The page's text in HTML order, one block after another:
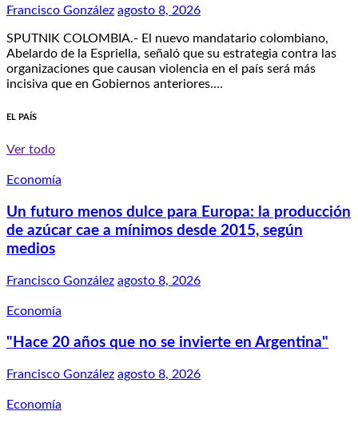
Francisco González agosto 8, 2026
SPUTNIK COLOMBIA.- El nuevo mandatario colombiano,
Abelardo de la Espriella, señaló que su estrategia contra las
organizaciones que causan violencia en el país será más
incisiva que en Gobiernos anteriores.…
EL PAÍS
Ver todo
Economía
Un futuro menos dulce para Europa: la producción
de azúcar cae a mínimos desde 2015, según
medios
Francisco González agosto 8, 2026
Economía
"Hace 20 años que no se invierte en Argentina"
Francisco González agosto 8, 2026
Economía